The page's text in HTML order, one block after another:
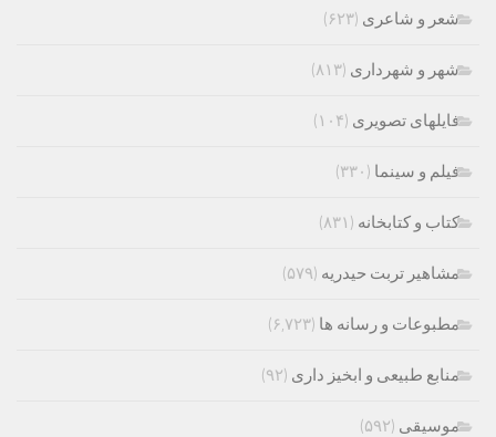
شعر و شاعری (۶۲۳)
شهر و شهرداری (۸۱۳)
فایلهای تصویری (۱۰۴)
فیلم و سینما (۳۳۰)
کتاب و کتابخانه (۸۳۱)
مشاهیر تربت حیدریه (۵۷۹)
مطبوعات و رسانه ها (۶,۷۲۳)
منابع طبیعی و ابخیز داری (۹۲)
موسیقی (۵۹۲)